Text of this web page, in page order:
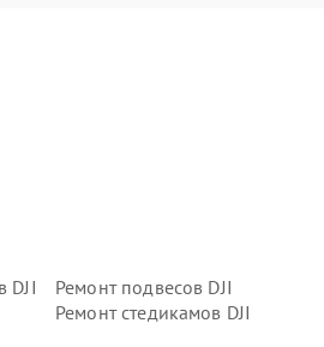
DJI
Ремонт подвесов DJI
Ремонт стедикамов DJI